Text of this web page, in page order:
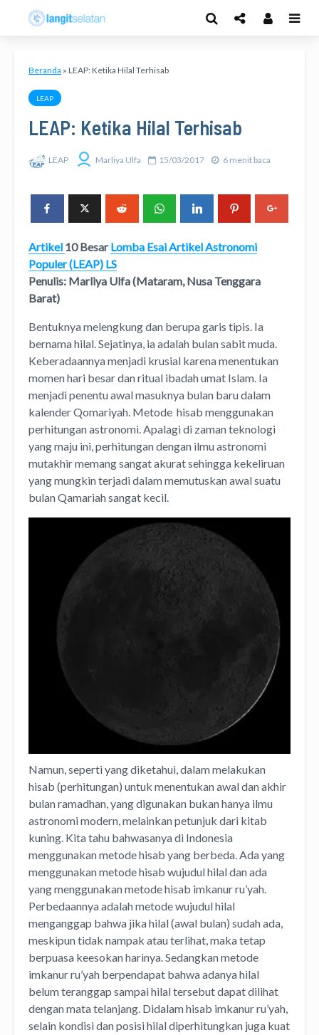
Beranda » LEAP: Ketika Hilal Terhisab
LEAP
LEAP: Ketika Hilal Terhisab
LEAP Marliya Ulfa 15/03/2017 6 menit baca
Artikel 10 BesarLomba Esai Artikel Astronomi
Populer (LEAP) LS
Penulis: Marliya Ulfa (Mataram, Nusa Tenggara
Barat)
Bentuknya melengkung dan berupa garis tipis. Ia
bernama hilal. Sejatinya, ia adalah bulan sabit muda.
Keberadaannya menjadi krusial karena menentukan
momen hari besar dan ritual ibadah umat Islam. Ia
menjadi penentu awal masuknya bulan baru dalam
kalender Qomariyah. Metode hisab menggunakan
perhitungan astronomi. Apalagi di zaman teknologi
yang maju ini, perhitungan dengan ilmu astronomi
mutakhir memang sangat akurat sehingga kekeliruan
yang mungkin terjadi dalam memutuskan awal suatu
bulan Qamariah sangat kecil.
Namun, seperti yang diketahui, dalam melakukan
hisab (perhitungan) untuk menentukan awal dan akhir
bulan ramadhan, yang digunakan bukan hanya ilmu
astronomi modern, melainkan petunjuk dari kitab
kuning. Kita tahu bahwasanya di Indonesia
menggunakan metode hisab yang berbeda. Ada yang
menggunakan metode hisab wujudul hilal dan ada
yang menggunakan metode hisab imkanur ru’yah.
Perbedaannya adalah metode wujudul hilal
menganggap bahwa jika hilal (awal bulan) sudah ada,
meskipun tidak nampak atau terlihat, maka tetap
berpuasa keesokan harinya. Sedangkan metode
imkanur ru’yah berpendapat bahwa adanya hilal
belum teranggap sampai hilal tersebut dapat dilihat
dengan mata telanjang. Didalam hisab imkanur ru’yah,
selain kondisi dan posisi hilal diperhitungkan juga kuat